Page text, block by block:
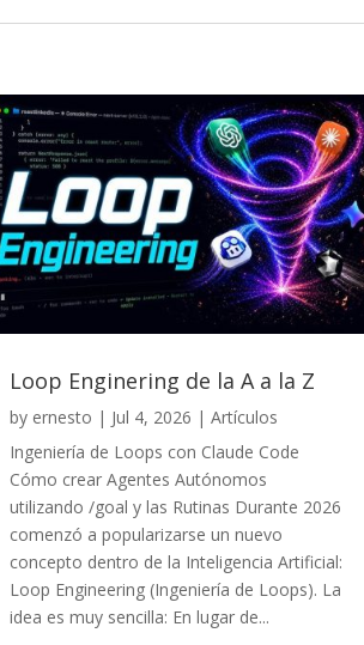
Loop Enginering de la A a la Z
by ernesto | Jul 4, 2026 | Artículos
Ingeniería de Loops con Claude Code
Cómo crear Agentes Autónomos
utilizando /goal y las Rutinas Durante 2026
comenzó a popularizarse un nuevo
concepto dentro de la Inteligencia Artificial:
Loop Engineering (Ingeniería de Loops). La
idea es muy sencilla: En lugar de...